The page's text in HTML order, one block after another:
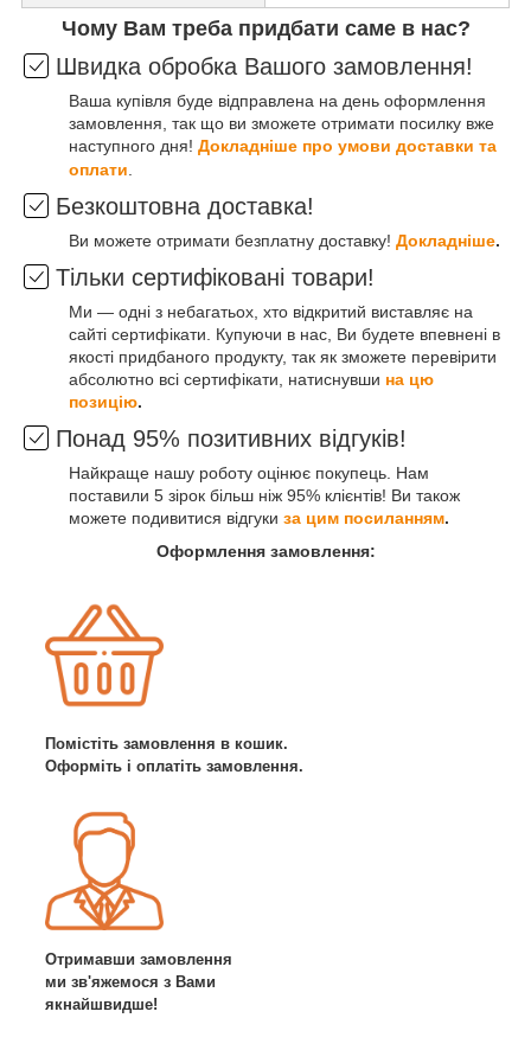
Чому Вам треба придбати саме в нас?
Швидка обробка Вашого замовлення!
Ваша купівля буде відправлена на день оформлення
замовлення, так що ви зможете отримати посилку вже
наступного дня! Докладніше про умови доставки та
оплати
Безкоштовна доставка!
Ви можете отримати безплатну доставку! Докладніше.
Тільки сертифіковані товари!
Ми — одні з небагатьох, хто відкритий виставляє на
сайті сертифікати. Купуючи в нас, Ви будете впевнені в
якості придбаного продукту, так як зможете перевірити
абсолютно всі сертифікати, натиснувши на цю
позицію.
Понад 95% позитивних відгуків!
Найкраще нашу роботу оцінює покупець. Нам
поставили 5 зірок більш ніж 95% клієнтів! Ви також
можете подивитися відгуки за цим посиланням.
Оформлення замовлення:
Помістіть замовлення в кошик.
Оформіть і оплатіть замовлення.
Отримавши замовлення
ми зв'яжемося з Вами
якнайшвидше!